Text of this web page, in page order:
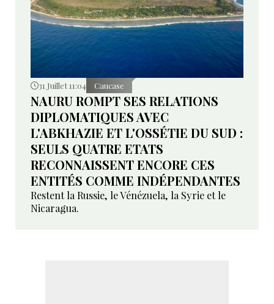
31 Juillet 11:04 Caucase
NAURU ROMPT SES RELATIONS
DIPLOMATIQUES AVEC
L'ABKHAZIE ET L'OSSÉTIE DU SUD :
SEULS QUATRE ETATS
RECONNAISSENT ENCORE CES
ENTITÉS COMME INDÉPENDANTES
Restent la Russie, le Vénézuela, la Syrie et le
Nicaragua.